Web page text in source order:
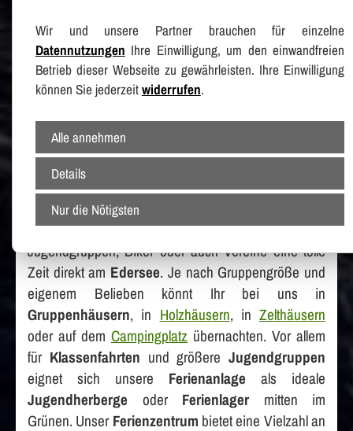
Herzlich Willkommen im Ferienzentrum
Albert Schweitzer in Vöhl am Edersee
Das Ferienziel im Buchennationalpark in
Hessen – für Klassenfahrten, Biker,
Campingfreunde und Gruppenreisen!
UnserFerienzentruminVöhlist herrlich gelegen im
Nationalpark Kellerwald-Edersee
Korbach. Bei uns genießen Schüler,
Jugendgruppen, Biker oder auch Vereine eine tolle
Zeit direkt am Edersee. Je nach Gruppengröße und
eigenem Belieben könnt Ihr bei uns in
Gruppenhäusern, in Holzhäusern, in Zelthäusern
oder auf dem Campingplatz übernachten. Vor allem
für Klassenfahrten und größere Jugendgruppen
eignet sich unsere Ferienanlage als ideale
Jugendherberge oder Ferienlager mitten im
Grünen. UnserFerienzentrum bietet eine Vielzahl an
Wir und unsere Partner brauchen für einzelne
Datennutzungen Ihre Einwilligung, um den einwandfreien
Betrieb dieser Webseite zu gewährleisten. Ihre Einwilligung
können Sie jederzeitwiderrufen.
Alle annehmen
Details
Nur die Nötigsten